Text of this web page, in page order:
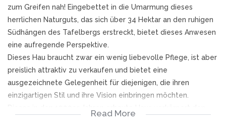
zum Greifen nah! Eingebettet in die Umarmung dieses
herrlichen Naturguts, das sich über 34 Hektar an den ruhigen
Südhängen des Tafelbergs erstreckt, bietet dieses Anwesen
eine aufregende Perspektive.
Dieses Hau braucht zwar ein wenig liebevolle Pflege, ist aber
preislich attraktiv zu verkaufen und bietet eine
ausgezeichnete Gelegenheit für diejenigen, die ihren
einzigartigen Stil und ihre Vision einbringen möchten.
Read More